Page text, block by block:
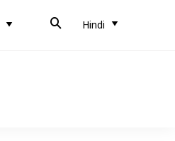
Hindi